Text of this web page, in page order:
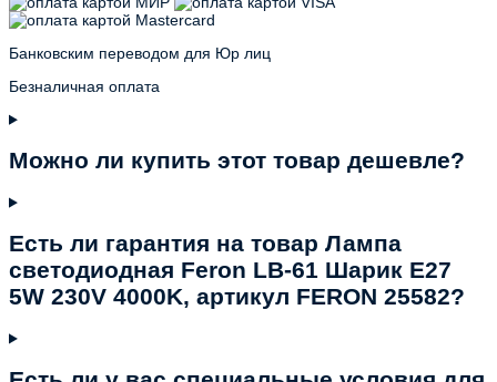
Банковским переводом для Юр лиц
Безналичная оплата
Можно ли купить этот товар дешевле?
Есть ли гарантия на товар Лампа
светодиодная Feron LB-61 Шарик E27
5W 230V 4000K, артикул FERON 25582?